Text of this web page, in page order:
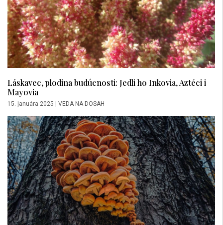
Láskavec, plodina budúcnosti: Jedli ho Inkovia, Aztéci i
Mayovia
15. januára 2025 VEDA NA DOSAH